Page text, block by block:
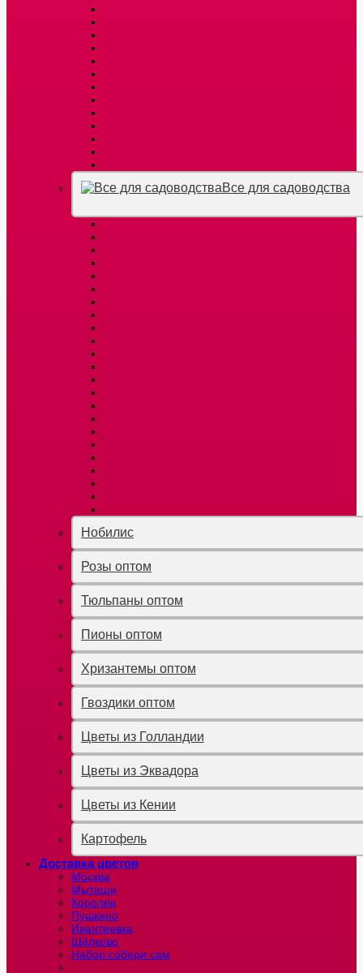
Все для садоводства
Нобилис
Розы оптом
Тюльпаны оптом
Пионы оптом
Хризантемы оптом
Гвоздики оптом
Цветы из Голландии
Цветы из Эквадора
Цветы из Кении
Картофель
Доставка цветов
Москва
Мытищи
Королёв
Пушкино
Ивантеевка
Щёлково
Набор собери сам